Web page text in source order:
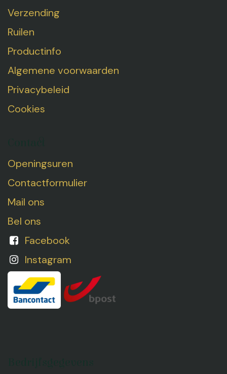
Verzending
Ruilen
Productinfo
Algemene voorwaarden
Privacybeleid
Cookies
Openingsuren
Contactformulier
Mail ons
Bel ons
Facebook
Instagram